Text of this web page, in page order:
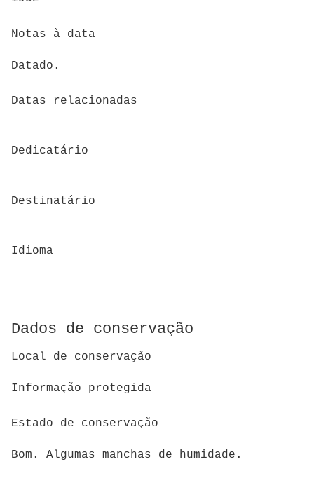
Notas à data
Datado.
Datas relacionadas
Dedicatário
Destinatário
Idioma
Dados de conservação
Local de conservação
Informação protegida
Estado de conservação
Bom. Algumas manchas de humidade.